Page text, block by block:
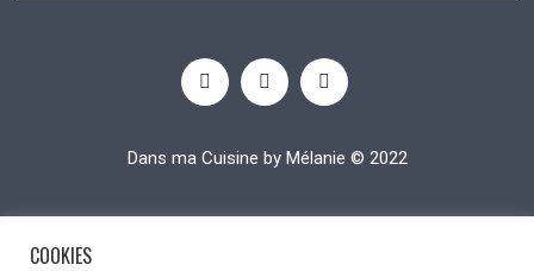
Dans ma Cuisine by Mélanie © 2022
COOKIES